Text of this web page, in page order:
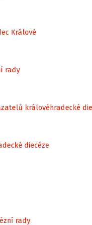
Králové
rady
královéhradecké
diecéze
rady